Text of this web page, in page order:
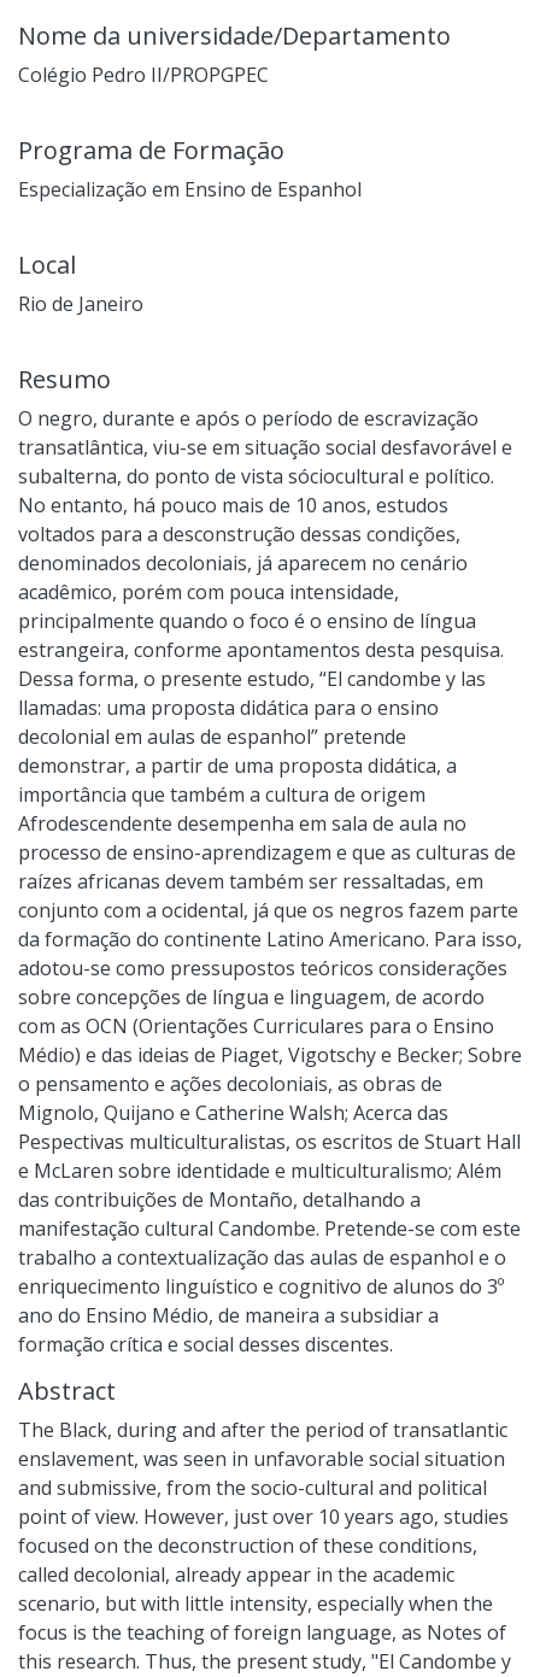
Nome da universidade/Departamento
Colégio Pedro II/PROPGPEC
Programa de Formação
Especialização em Ensino de Espanhol
Local
Rio de Janeiro
Resumo
O negro, durante e após o período de escravização
transatlântica, viu-se em situação social desfavorável e
subalterna, do ponto de vista sóciocultural e político.
No entanto, há pouco mais de 10 anos, estudos
voltados para a desconstrução dessas condições,
denominados decoloniais, já aparecem no cenário
acadêmico, porém com pouca intensidade,
principalmente quando o foco é o ensino de língua
estrangeira, conforme apontamentos desta pesquisa.
Dessa forma, o presente estudo, “El candombe y las
llamadas: uma proposta didática para o ensino
decolonial em aulas de espanhol” pretende
demonstrar, a partir de uma proposta didática, a
importância que também a cultura de origem
Afrodescendente desempenha em sala de aula no
processo de ensino-aprendizagem e que as culturas de
raízes africanas devem também ser ressaltadas, em
conjunto com a ocidental, já que os negros fazem parte
da formação do continente Latino Americano. Para isso,
adotou-se como pressupostos teóricos considerações
sobre concepções de língua e linguagem, de acordo
com as OCN (Orientações Curriculares para o Ensino
Médio) e das ideias de Piaget, Vigotschy e Becker; Sobre
o pensamento e ações decoloniais, as obras de
Mignolo, Quijano e Catherine Walsh; Acerca das
Pespectivas multiculturalistas, os escritos de Stuart Hall
e McLaren sobre identidade e multiculturalismo; Além
das contribuições de Montaño, detalhando a
manifestação cultural Candombe. Pretende-se com este
trabalho a contextualização das aulas de espanhol e o
enriquecimento linguístico e cognitivo de alunos do 3º
ano do Ensino Médio, de maneira a subsidiar a
formação crítica e social desses discentes.
Abstract
The Black, during and after the period of transatlantic
enslavement, was seen in unfavorable social situation
and submissive, from the socio-cultural and political
point of view. However, just over 10 years ago, studies
focused on the deconstruction of these conditions,
called decolonial, already appear in the academic
scenario, but with little intensity, especially when the
focus is the teaching of foreign language, as Notes of
this research. Thus, the present study, "El Candombe y